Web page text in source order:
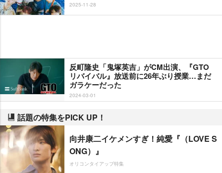
2025-11-28
反町隆史「鬼塚英吉」がCM出演、『GTO
リバイバル』放送前に26年ぶり授業…まだ
ガラケーだった
2024-03-01
話題の特集をPICK UP！
向井康二イケメンすぎ！純愛『（LOVE S
ONG）』
オリコンタイアップ特集